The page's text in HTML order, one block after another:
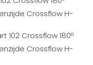
Crossflow H-
102 Crossflow 180º
Crossflow H-